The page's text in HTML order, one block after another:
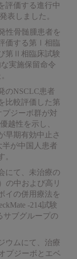
評価する進行中
表しました。
性骨髄腫患者を
価する第Ⅰ相臨
第Ⅱ相臨床試験
実施保留命令
のNSCLC患者
比較評価した第
プジーボ群が対
越性を示し、
早期有効中止さ
半が中国人患者
にて、未治療の
の中および高リ
イの併用療法を
-214試験
サブグループの
ウムにて、治療
プジーボとエベ